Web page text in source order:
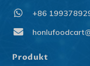
+86
Produkt